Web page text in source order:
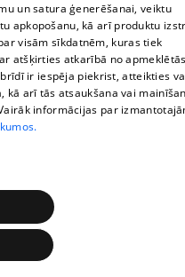
un satura ģenerēšanai, veiktu
apkopošanu, kā arī produktu
visām sīkdatnēm, kuras tiek
atšķirties atkarībā no
ir iespēja piekrist, atteikties
kā arī tās atsaukšana vai
informācijas par